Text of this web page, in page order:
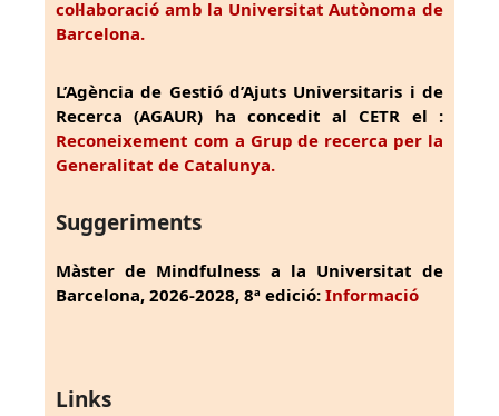
col·laboració amb la Universitat Autònoma de
Barcelona.
L’Agència de Gestió d’Ajuts Universitaris i de
Recerca (AGAUR) ha concedit al CETR el :
Reconeixement com a Grup de recerca per la
Generalitat de Catalunya.
Suggeriments
Màster de Mindfulness a la Universitat de
Barcelona, 2026-2028, 8ª edició: Informació
Links